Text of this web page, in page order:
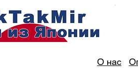
О нас